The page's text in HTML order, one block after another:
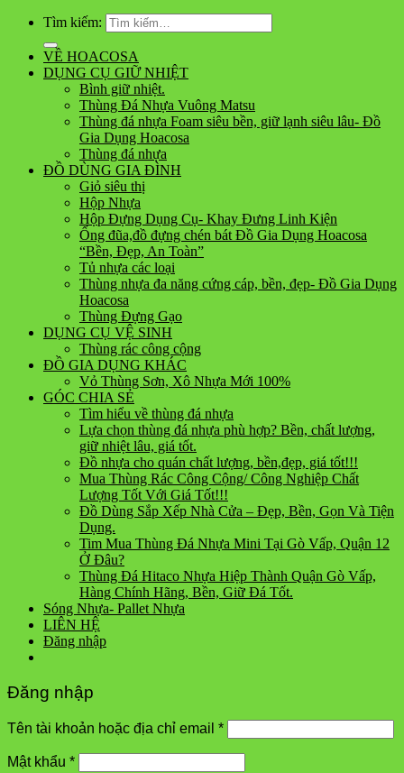
Tìm kiếm:
VỀ HOACOSA
DỤNG CỤ GIỮ NHIỆT
Bình giữ nhiệt.
Thùng Đá Nhựa Vuông Matsu
Thùng đá nhựa Foam siêu bền, giữ lạnh siêu lâu- Đồ
Gia Dụng Hoacosa
Thùng đá nhựa
ĐỒ DÙNG GIA ĐÌNH
Giỏ siêu thị
Hộp Nhựa
Hộp Đựng Dụng Cụ- Khay Đưng Linh Kiện
Ống đũa,đồ đựng chén bát Đồ Gia Dụng Hoacosa
“Bền, Đẹp, An Toàn”
Tủ nhựa các loại
Thùng nhựa đa năng cứng cáp, bền, đẹp- Đồ Gia Dụng
Hoacosa
Thùng Đựng Gạo
DỤNG CỤ VỆ SINH
Thùng rác công cộng
ĐỒ GIA DỤNG KHÁC
Vỏ Thùng Sơn, Xô Nhựa Mới 100%
GÓC CHIA SẺ
Tìm hiểu về thùng đá nhựa
Lựa chọn thùng đá nhựa phù hợp? Bền, chất lượng,
giữ nhiệt lâu, giá tốt.
Đồ nhựa cho quán chất lượng, bền,đẹp, giá tốt!!!
Mua Thùng Rác Công Cộng/ Công Nghiệp Chất
Lượng Tốt Với Giá Tốt!!!
Đồ Dùng Sắp Xếp Nhà Cửa – Đẹp, Bền, Gọn Và Tiện
Dụng.
Tim Mua Thùng Đá Nhựa Mini Tại Gò Vấp, Quận 12
Ở Đâu?
Thùng Đá Hitaco Nhựa Hiệp Thành Quận Gò Vấp,
Hàng Chính Hãng, Bền, Giữ Đá Tốt.
Sóng Nhựa- Pallet Nhựa
LIÊN HỆ
Đăng nhập
Đăng nhập
Tên tài khoản hoặc địa chỉ email *
Mật khẩu *